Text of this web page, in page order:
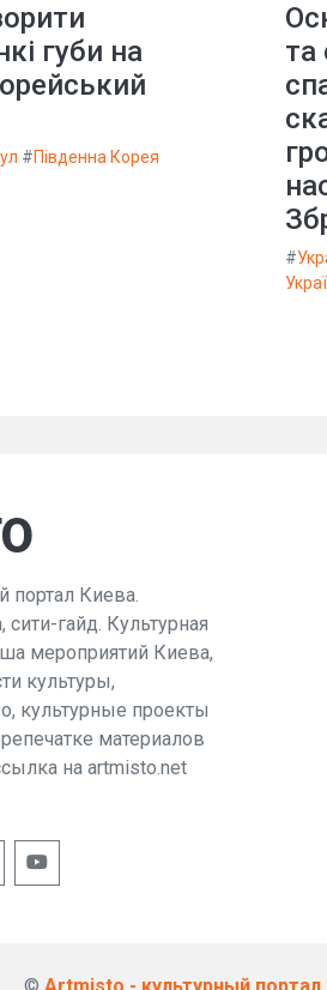
губи на
#Південна Корея
та
#
портал Киева.
гайд. Культурная
мероприятий Киева,
культуры,
культурные проекты
материалов
на artmisto.net